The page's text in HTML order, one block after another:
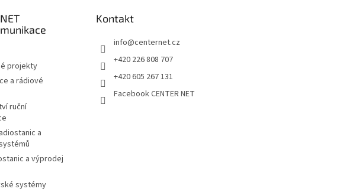
projekty
a rádiové
ruční
a
a výprodej
systémy
Kontakt
info@centernet.cz
+420 226 808 707
+420 605 267 131
Facebook CENTER NET